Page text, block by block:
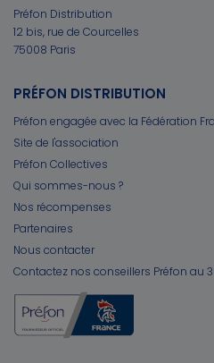
Préfon Distribution
12 bis, rue de Courcelles
75008 Paris
PRÉFON DISTRIBUTION
Préfon engagée avec la Fédération
Site de l'association
Préfon Collectives
Qui sommes-nous ?
Nos récompenses
Partenaires
Nous contacter
Contactez nos conseillers Préfon au